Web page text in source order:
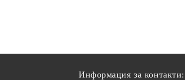
Информация за контакти: